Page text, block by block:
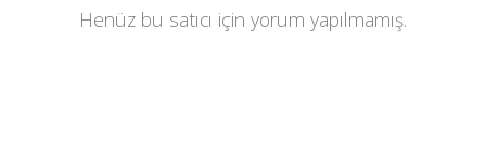
Henüz bu satıcı için yorum yapılmamış.